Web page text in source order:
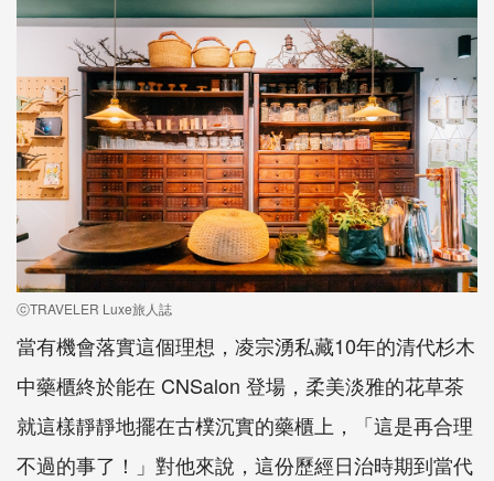
ⓒTRAVELER Luxe旅人誌
當有機會落實這個理想，凌宗湧私藏10年的清代杉木
中藥櫃終於能在 CNSalon 登場，柔美淡雅的花草茶
就這樣靜靜地擺在古樸沉實的藥櫃上，「這是再合理
不過的事了！」對他來說，這份歷經日治時期到當代